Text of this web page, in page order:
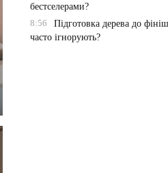
бестселерами?
8:56
Підготовка дерева до
часто ігнорують?